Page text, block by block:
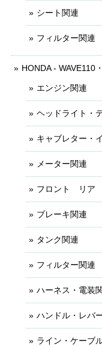
シート関連
フィルター関連
HONDA - WAVE110
エンジン関連
ヘッドライト・
キャブレター・
メーター関連
フロント リア
ブレーキ関連
タンク関連
フィルター関連
ハーネス・電装
ハンドル・レバ
ライン・ケーブ